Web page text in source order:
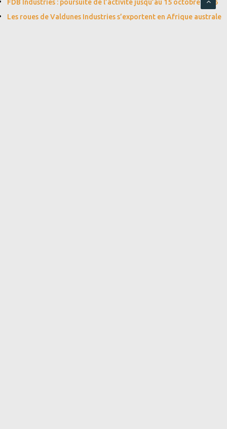
FDB Industries : poursuite de l’activité jusqu’au 15 octobre 2026
Les roues de Valdunes Industries s’exportent en Afrique australe